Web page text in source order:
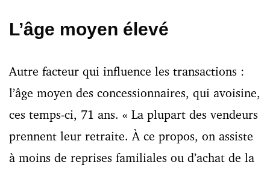
L’âge moyen élevé
Autre facteur qui influence les transactions :
l’âge moyen des concessionnaires, qui avoisine,
ces temps-ci, 71 ans. « La plupart des vendeurs
prennent leur retraite. À ce propos, on assiste
à moins de reprises familiales ou d’achat de la